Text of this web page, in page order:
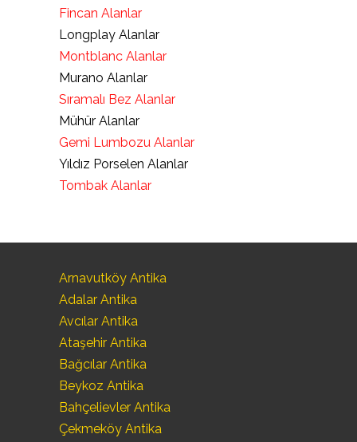
Fincan Alanlar
Longplay Alanlar
Montblanc Alanlar
Murano Alanlar
Sıramalı Bez Alanlar
Mühür Alanlar
Gemi Lumbozu Alanlar
Yıldız Porselen Alanlar
Tombak Alanlar
Arnavutköy Antika
Adalar Antika
Avcılar Antika
Ataşehir Antika
Bağcılar Antika
Beykoz Antika
Bahçelievler Antika
Çekmeköy Antika